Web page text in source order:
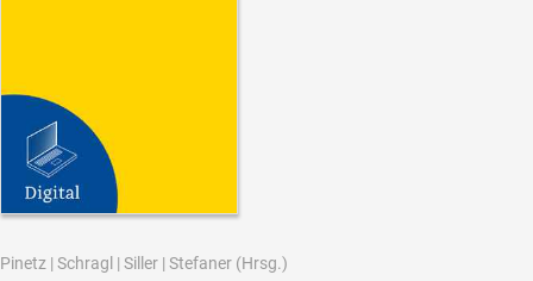
Pinetz | Schragl | Siller | Stefaner (Hrsg.)